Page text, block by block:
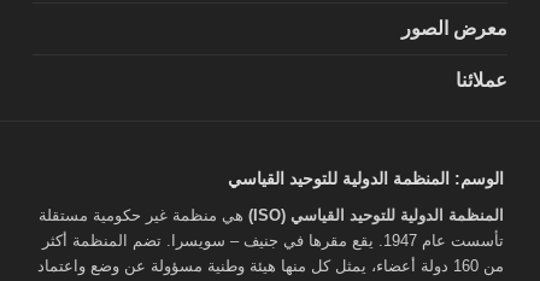
معرض الصور
عملائنا
الوسم: المنظمة الدولية للتوحيد القياسي
المنظمة الدولية للتوحيد القياسي (ISO)
هي منظمة غير حكومية مستقلة
تأسست عام 1947. يقع مقرها في جنيف – سويسرا. تضم المنظمة أكثر
من 160 دولة أعضاء، يمثل كل منها هيئة وطنية مسؤولة عن وضع واعتماد